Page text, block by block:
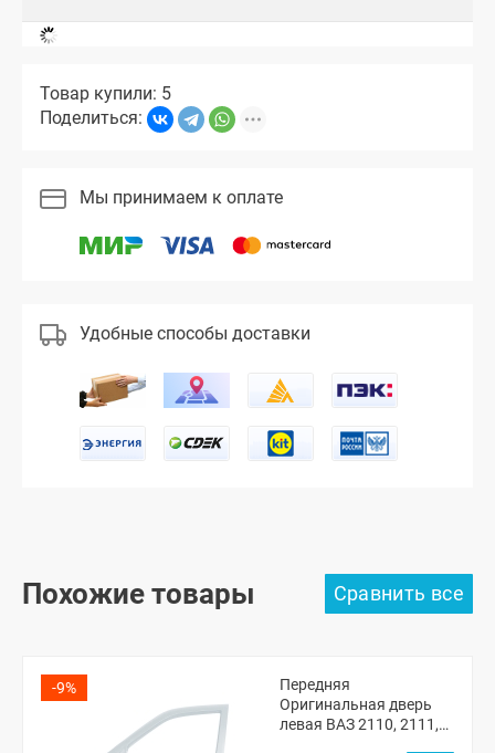
Товар купили: 5
Поделиться:
Мы принимаем к оплате
Удобные способы доставки
Похожие товары
-9%
Передняя
Оригинальная дверь
левая ВАЗ 2110, 2111,